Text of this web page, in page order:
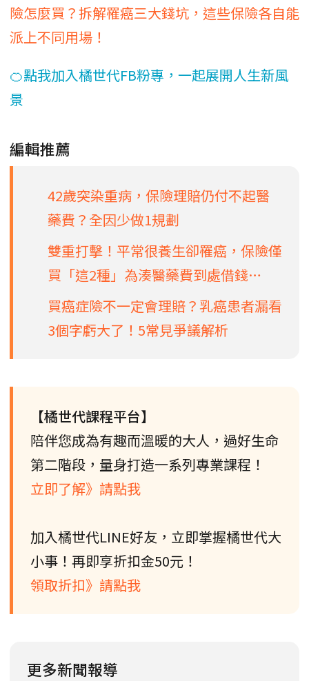
險怎麼買？拆解罹癌三大錢坑，這些保險各自能
派上不同用場！
🍊點我加入橘世代FB粉專，一起展開人生新風
景
編輯推薦
42歲突染重病，保險理賠仍付不起醫
藥費？全因少做1規劃
雙重打擊！平常很養生卻罹癌，保險僅
買「這2種」為湊醫藥費到處借錢…
買癌症險不一定會理賠？乳癌患者漏看
3個字虧大了！5常見爭議解析
【橘世代課程平台】
陪伴您成為有趣而溫暖的大人，過好生命
第二階段，量身打造一系列專業課程！
立即了解》請點我
加入橘世代LINE好友，立即掌握橘世代大
小事！再即享折扣金50元！
領取折扣》請點我
更多新聞報導